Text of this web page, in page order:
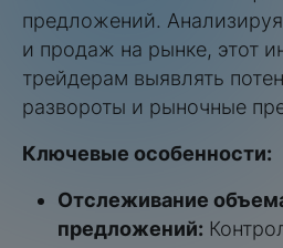
предложений.
и продаж на рынке, этот
трейдерам выявлять
развороты и рыночные
Ключевые особенности:
Отслеживание
предложений: